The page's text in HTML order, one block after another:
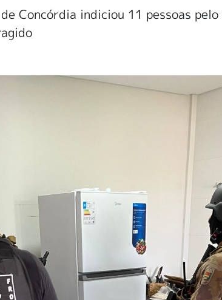
Concórdia indiciou 11 pessoas